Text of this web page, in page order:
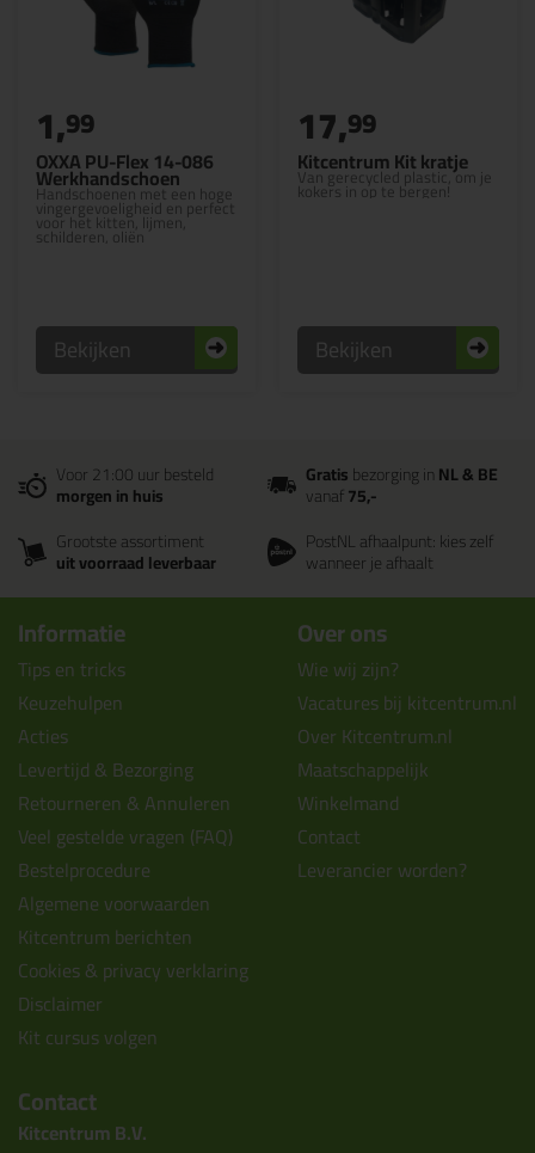
OXXA PU-Flex 14-086
Werkhandschoen
Handschoenen met een hoge
vingergevoeligheid en perfect
voor het kitten, lijmen,
schilderen, oliën
1,99
Bekijken
Kitcentrum Kit kratje
Van gerecycled plastic, om je
kokers in op te bergen!
17,99
Bekijken
Voor 21:00 uur besteld
morgen in huis
Gratisbezorging inNL & BE
vanaf75,-
Grootste assortiment
uit voorraad leverbaar
PostNL afhaalpunt: kies zelf
wanneer je afhaalt
Informatie
Tips en tricks
Keuzehulpen
Acties
Levertijd & Bezorging
Retourneren & Annuleren
Veel gestelde vragen (FAQ)
Bestelprocedure
Algemene voorwaarden
Kitcentrum berichten
Cookies & privacy verklaring
Disclaimer
Kit cursus volgen
Over ons
Wie wij zijn?
Vacatures bij kitcentrum.nl
Over Kitcentrum.nl
Maatschappelijk
Winkelmand
Contact
Leverancier worden?
Contact
Kitcentrum B.V.